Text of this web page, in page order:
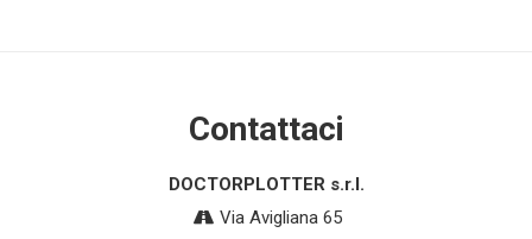
Contattaci
DOCTORPLOTTER s.r.l.
Via Avigliana 65